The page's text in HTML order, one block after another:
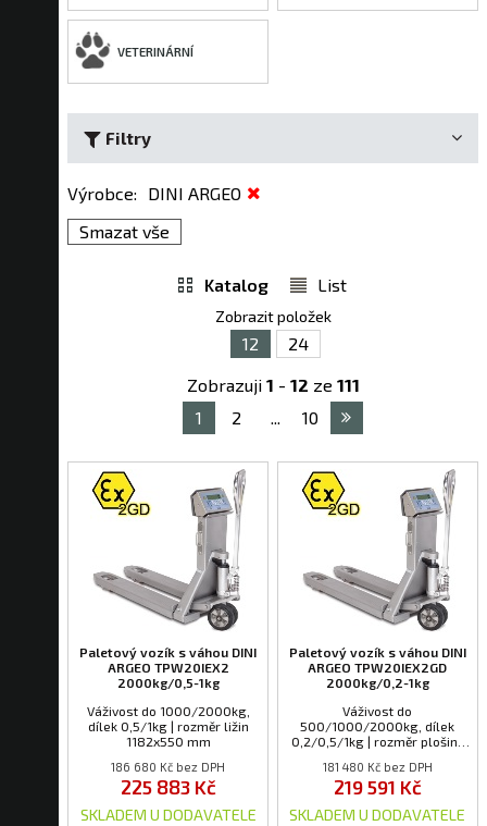
VETERINÁRNÍ
Filtry
Výrobce:
DINI ARGEO
Smazat vše
Katalog List
Zobrazit položek
12
24
Zobrazuji 1 - 12 ze 111
1
2 ... 10
Paletový vozík s váhou DINI
ARGEO TPW20IEX2
2000kg/0,5-1kg
Váživost do 1000/2000kg,
dílek 0,5/1kg | rozměr ližin
1182x550 mm
186 680 Kč bez DPH
225 883 Kč
SKLADEM U DODAVATELE
Paletový vozík s váhou DINI
ARGEO TPW20IEX2GD
2000kg/0,2-1kg
Váživost do
500/1000/2000kg, dílek
0,2/0,5/1kg | rozměr plošiny
181 480 Kč bez DPH
219 591 Kč
SKLADEM U DODAVATELE